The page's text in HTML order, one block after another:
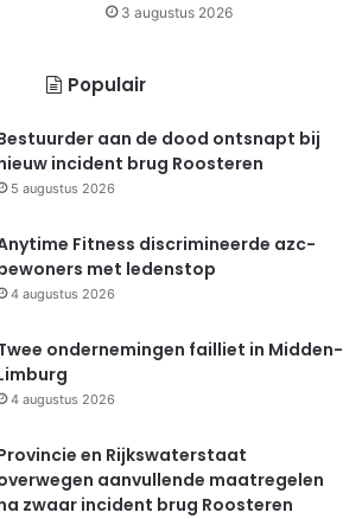
3 augustus 2026
Populair
aan de dood ontsnapt bij
incident brug Roosteren
5 augustus 2026
Fitness discrimineerde azc-
met ledenstop
4 augustus 2026
ondernemingen failliet in Midden-
4 augustus 2026
en Rijkswaterstaat
aanvullende maatregelen
zwaar incident brug Roosteren